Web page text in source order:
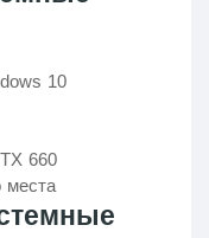
10
660
места